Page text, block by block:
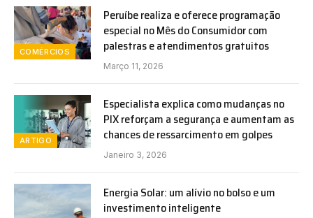
COMÉRCIOS
Peruíbe realiza e oferece programação
especial no Mês do Consumidor com
palestras e atendimentos gratuitos
Março 11, 2026
ARTIGO
Especialista explica como mudanças no
PIX reforçam a segurança e aumentam as
chances de ressarcimento em golpes
Janeiro 3, 2026
Energia Solar: um alívio no bolso e um
investimento inteligente